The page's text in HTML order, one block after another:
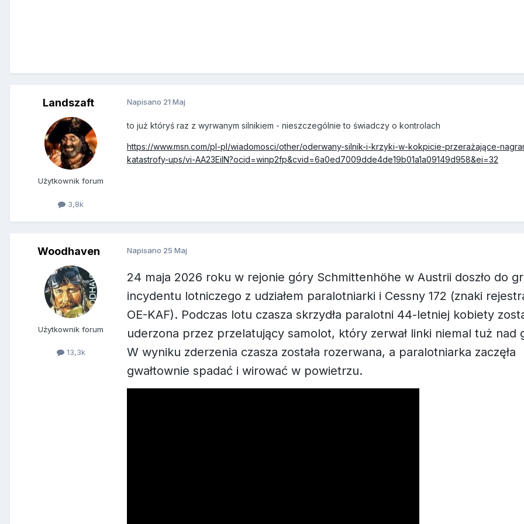
Landszaft
Użytkownik forum
3,8k
Napisano 21 Maj
to już któryś raz z wyrwanym silnikiem - nieszczególnie to świadczy o kontrolach
https://www.msn.com/pl-pl/wiadomosci/other/oderwany-silnik-i-krzyki-w-kokpicie-przerażające-
katastrofy-ups/vi-AA23EiIN?ocid=winp2fp&cvid=6a0ed7009dde4de19b01a1a09149d958&ei=32
Woodhaven
Użytkownik forum
13,3k
Napisano 25 Maj
24 maja 2026 roku w rejonie góry Schmittenhöhe w Austrii doszło do
incydentu lotniczego z udziałem paralotniarki i Cessny 172 (znaki
OE-KAF). Podczas lotu czasza skrzydła paralotni 44-letniej kobiety
uderzona przez przelatujący samolot, który zerwał linki niemal tuż nad
W wyniku zderzenia czasza została rozerwana, a paralotniarka zaczęła
gwałtownie spadać i wirować w powietrzu.